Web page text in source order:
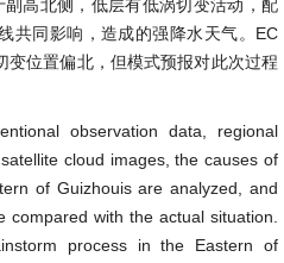
高北侧，低层有低涡切变活动，配
共同影响，造成的强降水天气。EC
位置偏北，但模式预报对此次过程
observation data, regional
cloud images, the causes of
of Guizhouis are analyzed, and
with the actual situation.
process in the Eastern of